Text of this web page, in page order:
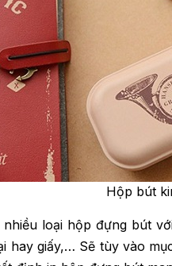
Hộp bút
nhiều loại hộp đựng bút
hay giấy,… Sẽ tùy vào